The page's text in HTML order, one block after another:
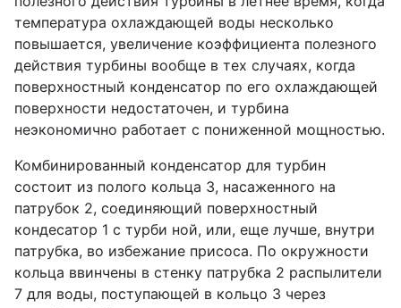
температура охлаждающей воды несколько
повышается, увеличение коэффициента полезного
действия турбины вообще в тех случаях, когда
поверхностный конденсатор по его охлаждающей
поверхности недостаточен, и турбина
неэкономично работает с пониженной мощностью.
Комбинированный конденсатор для турбин
состоит из полого кольца 3, насаженного на
патрубок 2, соединяющий поверхностный
кондесатор 1 с турби ной, или, еще лучше, внутри
патрубка, во избежание присоса. По окружности
кольца ввинчены в стенку патрубка 2 распылители
7 для воды, поступающей в кольцо 3 через